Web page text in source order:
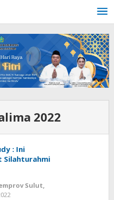
2022
: Ini
Silahturahmi
Sulut,